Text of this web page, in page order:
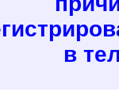
в